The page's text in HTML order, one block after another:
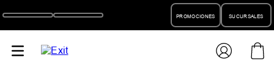
PROMOCIONES SUCURSALES